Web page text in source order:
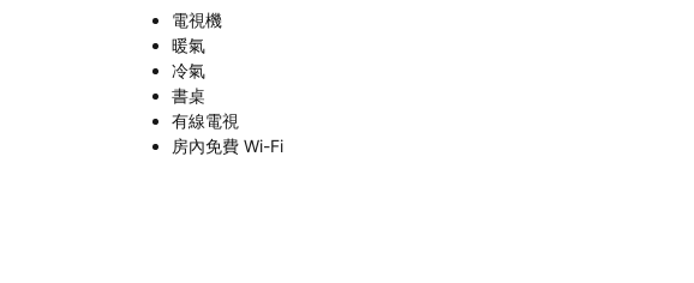
電視機
暖氣
冷氣
書桌
有線電視
房內免費 Wi-Fi